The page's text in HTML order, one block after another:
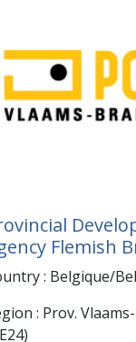
Flemish
: Belgique/
: Prov.